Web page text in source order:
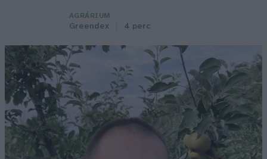
AGRÁRIUM
Greendex 4 perc